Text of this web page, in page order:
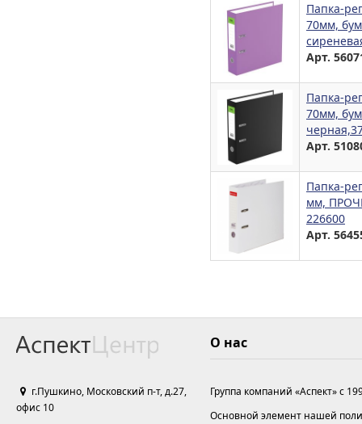
Папка-
70мм,
Арт.
Папка-
70мм,
Арт.
Папка-
мм,
226600
Арт.
г.Пушкино, Московский п-т, д.27,
офис 10
О нас
Группа компаний «Аспект» с
Основной элемент нашей